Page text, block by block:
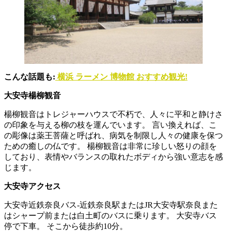
こんな話題も: 横浜 ラーメン 博物館 おすすめ観光!
大安寺楊柳観音
楊柳観音はトレジャーハウスで不朽で、人々に平和と静けさ
の印象を与える柳の枝を運んでいます。 言い換えれば、こ
の彫像は薬王菩薩と呼ばれ、病気を制限し人々の健康を保つ
ための癒しの仏です。 楊柳観音は非常に珍しい怒りの顔を
しており、表情やバランスの取れたボディから強い意志を感
じます。
大安寺アクセス
大安寺近鉄奈良バス‐近鉄奈良駅またはJR大安寺駅奈良また
はシャープ前または白土町のバスに乗ります。 大安寺バス
停で下車。 そこから徒歩約10分。